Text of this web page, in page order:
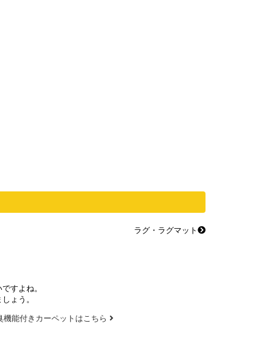
ラグ・ラグマット
すよね。
ょう。
能付きカーペットはこちら